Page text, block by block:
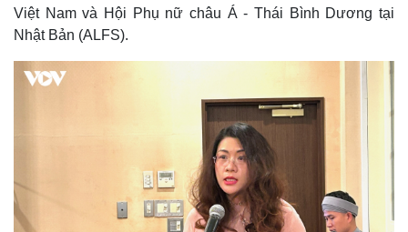
Việt Nam và Hội Phụ nữ châu Á - Thái Bình Dương tại
Nhật Bản (ALFS).